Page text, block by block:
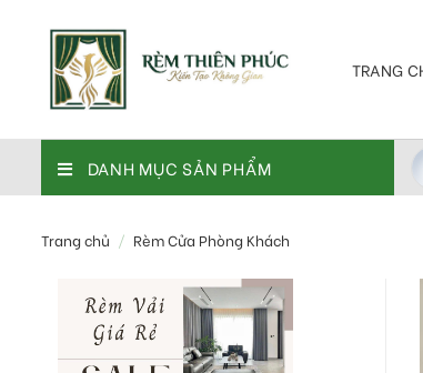
content
TRANG
DANH MỤC SẢN PHẨM
Trang chủ / Rèm Cửa Phòng Khách